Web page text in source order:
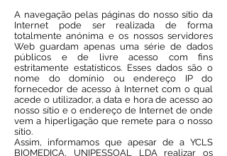
A navegação pelas páginas do nosso sítio da
Internet pode ser realizada de forma
totalmente anónima e os nossos servidores
Web guardam apenas uma série de dados
públicos e de livre acesso com fins
estritamente estatísticos. Esses dados são o
nome do domínio ou endereço IP do
fornecedor de acesso à Internet com o qual
acede o utilizador, a data e hora de acesso ao
nosso sítio e o endereço de Internet de onde
vem a hiperligação que remete para o nosso
sítio.
Assim, informamos que apesar de a YCLS
BIOMEDICA, UNIPESSOAL LDA realizar os